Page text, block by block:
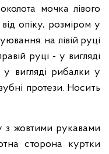
мочка лівого
опіку, розміром у
на лівій руці
руці - у вигляді
вигляді рибалки у
протези. Носить
з жовтими рукавами
сторона куртки